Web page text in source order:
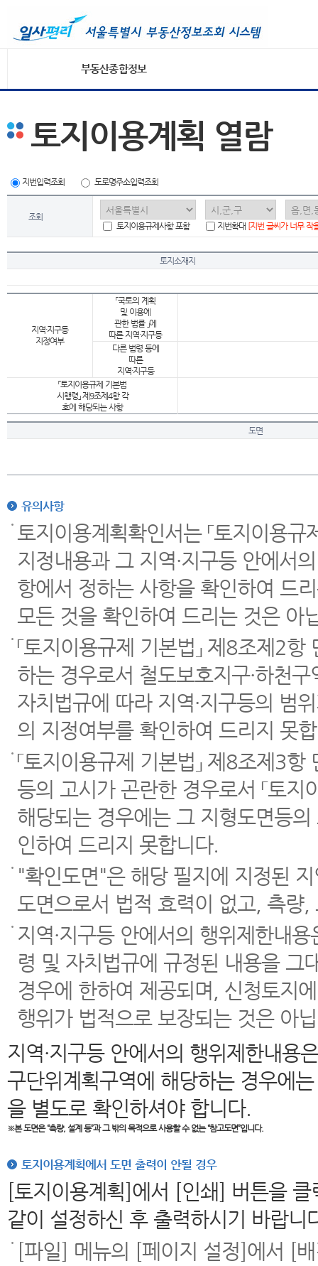
부동산종합정보
토지이용계획 열람
지번입력조회 도로명주소입력조회
조회
토지이용규제사항 포함
지번확대 [지번 글씨가 너무 작
토지소재지
지역·지구등
지정여부
「국토의 계획
및 이용에
관한 법률 」에
따른 지역·지구등
다른 법령 등에
따른
지역·지구등
「토지이용규제 기본법
시행령」 제9조제4항 각
호에 해당되는 사항
도면
유의사항
토지이용계획확인서는 「토지이용
지정내용과 그 지역·지구등 안에서
항에서 정하는 사항을 확인하여 드
모든 것을 확인하여 드리는 것은 아
「토지이용규제 기본법」 제8조제2
하는 경우로서 철도보호지구·하천
자치법규에 따라 지역·지구등의 범
의 지정여부를 확인하여 드리지 못
「토지이용규제 기본법」 제8조제3
등의 고시가 곤란한 경우로서 「토
해당되는 경우에는 그 지형도면등
인하여 드리지 못합니다.
"확인도면"은 해당 필지에 지정된
도면으로서 법적 효력이 없고, 측량
지역·지구등 안에서의 행위제한내
령 및 자치법규에 규정된 내용을 그
경우에 한하여 제공되며, 신청토지
행위가 법적으로 보장되는 것은 아
지역·지구등 안에서의 행위제한내용
구단위계획구역에 해당하는 경우에
을 별도로 확인하셔야 합니다.
※본 도면은“측량, 설계 등”과 그 밖의 목적으로 사용할 수 없는 “참고도면”입니다.
토지이용계획에서 도면 출력이 안될 경우
[토지이용계획]에서 [인쇄] 버튼을
같이 설정하신 후 출력하시기 바랍니
[파일] 메뉴의 [페이지 설정]에서 [